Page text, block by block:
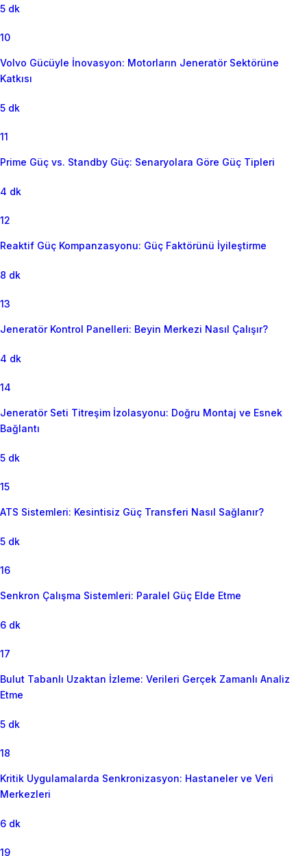
5 dk
10
Volvo Gücüyle İnovasyon: Motorların Jeneratör Sektörüne
Katkısı
5 dk
11
Prime Güç vs. Standby Güç: Senaryolara Göre Güç Tipleri
4 dk
12
Reaktif Güç Kompanzasyonu: Güç Faktörünü İyileştirme
8 dk
13
Jeneratör Kontrol Panelleri: Beyin Merkezi Nasıl Çalışır?
4 dk
14
Jeneratör Seti Titreşim İzolasyonu: Doğru Montaj ve Esnek
Bağlantı
5 dk
15
ATS Sistemleri: Kesintisiz Güç Transferi Nasıl Sağlanır?
5 dk
16
Senkron Çalışma Sistemleri: Paralel Güç Elde Etme
6 dk
17
Bulut Tabanlı Uzaktan İzleme: Verileri Gerçek Zamanlı Analiz
Etme
5 dk
18
Kritik Uygulamalarda Senkronizasyon: Hastaneler ve Veri
Merkezleri
6 dk
19